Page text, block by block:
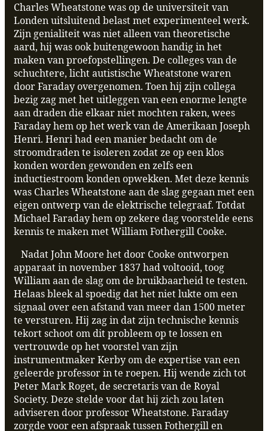
Charles Wheatstone was op de universiteit van
Londen uitsluitend belast met experimenteel werk.
Zijn genialiteit was niet alleen van theoretische
aard, hij was ook buitengewoon handig in het
maken van proefopstellingen. De colleges van de
schuchtere, licht autistische Wheatstone waren
door Faraday overgenomen. Toen hij zijn collega
bezig zag met het uitleggen van een enorme lengte
aan draden die elkaar niet mochten raken, wees
Faraday hem op het werk van de Amerikaan Joseph
Henri. Henri had een manier bedacht om de
stroomdraden te isoleren zodat ze op een klos
konden worden gewonden en zelfs een
inductiestroom konden opwekken. Met deze kennis
was Charles Wheatstone aan de slag gegaan met een
eigen ontwerp van de elektrische telegraaf. Totdat
Michael Faraday hem op zekere dag voorstelde eens
kennis te maken metWilliam Fothergill Cooke.
Nadat John Moore het door Cooke ontworpen
apparaat in november 1837 had voltooid, toog
William aan de slag om de bruikbaarheid te testen.
Helaas bleek al spoedig dat het niet lukte om een
signaal over een afstand van meer dan 1500 meter
te versturen. Hij zag in dat zijn technische kennis
tekort schoot om dit probleem op te lossen en
vertrouwde op het voorstel van zijn
instrumentmaker Kerby om de expertise van een
geleerde professor in te roepen. Hij wende zich tot
Peter Mark Roget, de secretaris van de Royal
Society. Deze stelde voor dat hij zich zou laten
adviseren door professor Wheatstone. Faraday
zorgde voor een afspraak tussen Fothergill en